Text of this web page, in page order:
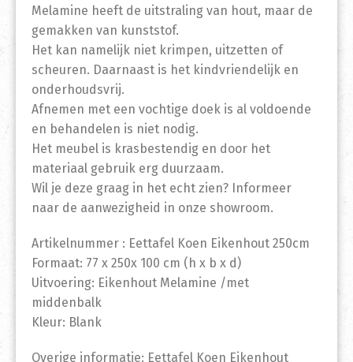
Melamine heeft de uitstraling van hout, maar de
gemakken van kunststof.
Het kan namelijk niet krimpen, uitzetten of
scheuren. Daarnaast is het kindvriendelijk en
onderhoudsvrij.
Afnemen met een vochtige doek is al voldoende
en behandelen is niet nodig.
Het meubel is krasbestendig en door het
materiaal gebruik erg duurzaam.
Wil je deze graag in het echt zien? Informeer
naar de aanwezigheid in onze showroom.
Artikelnummer : Eettafel Koen Eikenhout 250cm
Formaat: 77 x 250x 100 cm (h x b x d)
Uitvoering: Eikenhout Melamine /met
middenbalk
Kleur: Blank
Overige informatie: Eettafel Koen Eikenhout